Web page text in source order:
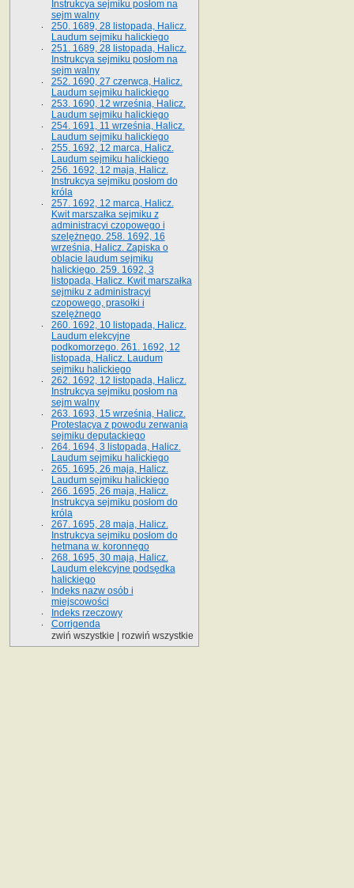
Instrukcya sejmiku posłom na
sejm walny
250. 1689, 28 listopada, Halicz.
Laudum sejmiku halickiego
251. 1689, 28 listopada, Halicz.
Instrukcya sejmiku posłom na
sejm walny
252. 1690, 27 czerwca, Halicz.
Laudum sejmiku halickiego
253. 1690, 12 września, Halicz.
Laudum sejmiku halickiego
254. 1691, 11 września, Halicz.
Laudum sejmiku halickiego
255. 1692, 12 marca, Halicz.
Laudum sejmiku halickiego
256. 1692, 12 maja, Halicz.
Instrukcya sejmiku posłom do
króla
257. 1692, 12 marca, Halicz.
Kwit marszałka sejmiku z
administracyi czopowego i
szelężnego. 258. 1692, 16
września, Halicz. Zapiska o
oblacie laudum sejmiku
halickiego. 259. 1692, 3
listopada, Halicz. Kwit marszałka
sejmiku z administracyi
czopowego, prasołki i
szelężnego
260. 1692, 10 listopada, Halicz.
Laudum elekcyjne
podkomorzego. 261. 1692, 12
listopada, Halicz. Laudum
sejmiku halickiego
262. 1692, 12 listopada, Halicz.
Instrukcya sejmiku posłom na
sejm walny
263. 1693, 15 września, Halicz.
Protestacya z powodu zerwania
sejmiku deputackiego
264. 1694, 3 listopada, Halicz.
Laudum sejmiku halickiego
265. 1695, 26 maja, Halicz.
Laudum sejmiku halickiego
266. 1695, 26 maja, Halicz.
Instrukcya sejmiku posłom do
króla
267. 1695, 28 maja, Halicz.
Instrukcya sejmiku posłom do
hetmana w. koronnego
268. 1695, 30 maja, Halicz.
Laudum elekcyjne podsędka
halickiego
Indeks nazw osób i
miejscowości
Indeks rzeczowy
Corrigenda
zwiń wszystkie
rozwiń wszystkie